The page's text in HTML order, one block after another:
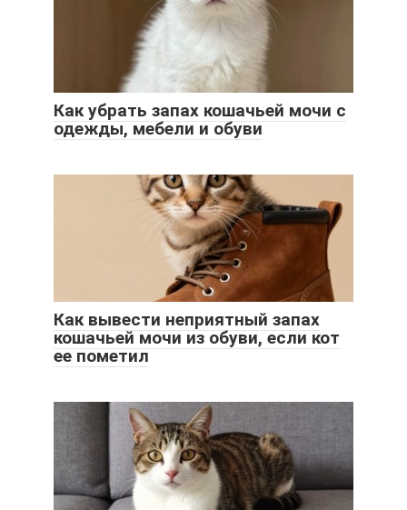
Как убрать запах кошачьей мочи с
одежды, мебели и обуви
Как вывести неприятный запах
кошачьей мочи из обуви, если кот
ее пометил